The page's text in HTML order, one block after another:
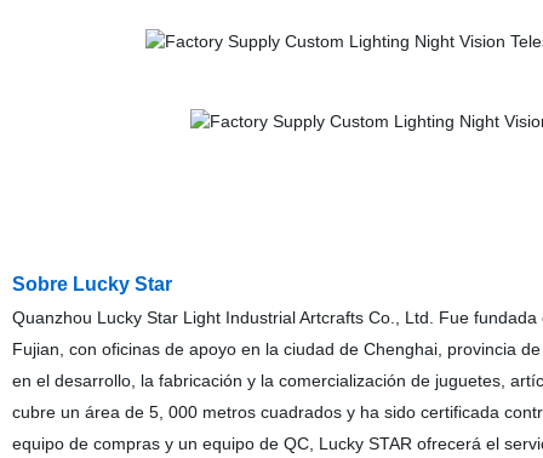
Sobre Lucky Star
Quanzhou Lucky Star Light Industrial Artcrafts Co., Ltd. Fue
Fujian, con oficinas de apoyo en la ciudad de Chenghai, provincia
en el desarrollo, la fabricación y la comercialización de juguetes,
cubre un área de 5, 000 metros cuadrados y ha sido certificada
equipo de compras y un equipo de QC, Lucky STAR ofrecerá el